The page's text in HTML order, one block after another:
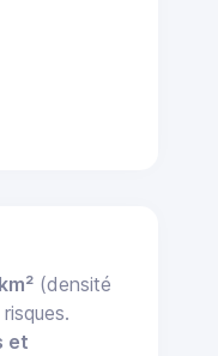
(densité
et